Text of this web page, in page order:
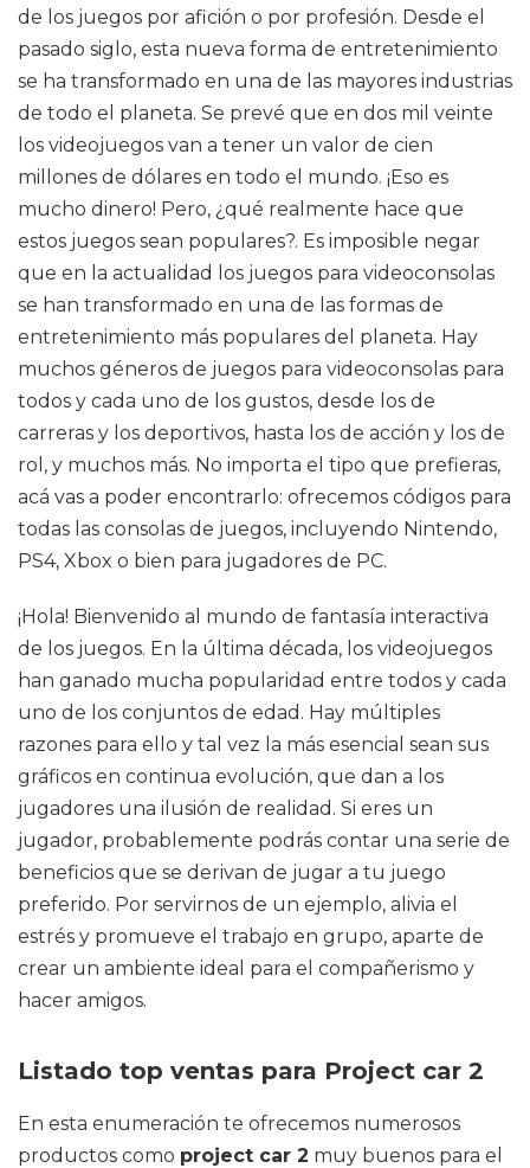
de los juegos por afición o por profesión. Desde el
pasado siglo, esta nueva forma de entretenimiento
se ha transformado en una de las mayores industrias
de todo el planeta. Se prevé que en dos mil veinte
los videojuegos van a tener un valor de cien
millones de dólares en todo el mundo. ¡Eso es
mucho dinero! Pero, ¿qué realmente hace que
estos juegos sean populares?. Es imposible negar
que en la actualidad los juegos para videoconsolas
se han transformado en una de las formas de
entretenimiento más populares del planeta. Hay
muchos géneros de juegos para videoconsolas para
todos y cada uno de los gustos, desde los de
carreras y los deportivos, hasta los de acción y los de
rol, y muchos más. No importa el tipo que prefieras,
acá vas a poder encontrarlo: ofrecemos códigos para
todas las consolas de juegos, incluyendo Nintendo,
PS4, Xbox o bien para jugadores de PC.
¡Hola! Bienvenido al mundo de fantasía interactiva
de los juegos. En la última década, los videojuegos
han ganado mucha popularidad entre todos y cada
uno de los conjuntos de edad. Hay múltiples
razones para ello y tal vez la más esencial sean sus
gráficos en continua evolución, que dan a los
jugadores una ilusión de realidad. Si eres un
jugador, probablemente podrás contar una serie de
beneficios que se derivan de jugar a tu juego
preferido. Por servirnos de un ejemplo, alivia el
estrés y promueve el trabajo en grupo, aparte de
crear un ambiente ideal para el compañerismo y
hacer amigos.
Listado top ventas para Project car 2
En esta enumeración te ofrecemos numerosos
productos como project car 2 muy buenos para el